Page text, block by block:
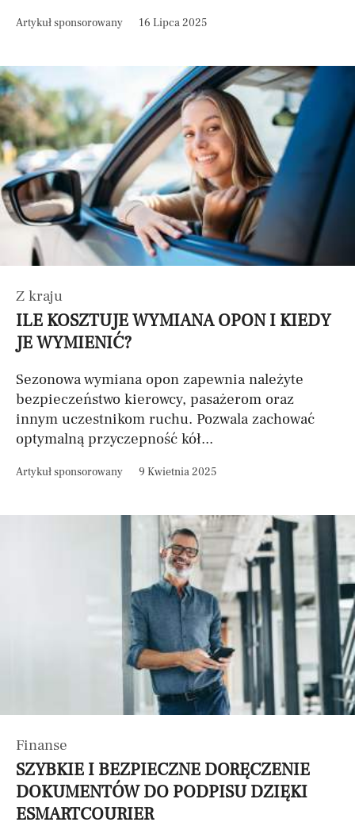
Artykuł sponsorowany 16 Lipca 2025
Z kraju
ILE KOSZTUJE WYMIANA OPON I KIEDY
JE WYMIENIĆ?
Sezonowa wymiana opon zapewnia należyte
bezpieczeństwo kierowcy, pasażerom oraz
innym uczestnikom ruchu. Pozwala zachować
optymalną przyczepność kół...
Artykuł sponsorowany 9 Kwietnia 2025
Finanse
SZYBKIE I BEZPIECZNE DORĘCZENIE
DOKUMENTÓW DO PODPISU DZIĘKI
ESMARTCOURIER